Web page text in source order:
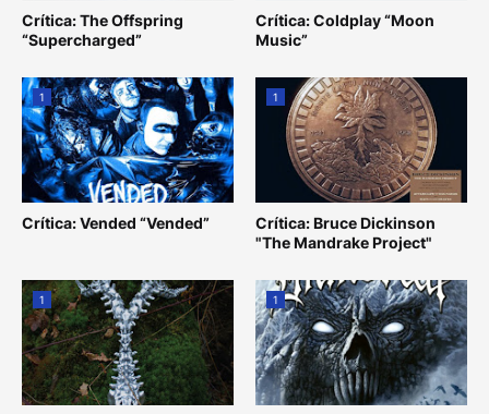
Crítica: The Offspring
“Supercharged”
Crítica: Coldplay “Moon
Music”
1
Crítica: Vended “Vended”
1
Crítica: Bruce Dickinson
"The Mandrake Project"
1 1